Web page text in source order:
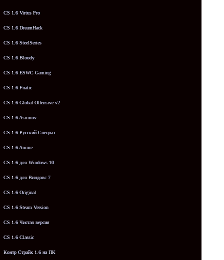
CS 1.6 Virtus Pro
CS 1.6 DreamHack
CS 1.6 SteelSeries
CS 1.6 Bloody
CS 1.6 ESWC Gaming
CS 1.6 Fnatic
CS 1.6 Global Offensive v2
CS 1.6 Asiimov
CS 1.6 Русский Спецназ
CS 1.6 Anime
CS 1.6 для Windows 10
CS 1.6 для Виндовс 7
CS 1.6 Original
CS 1.6 Steam Version
CS 1.6 Чистая версия
CS 1.6 Classic
Контр Страйк 1.6 на ПК